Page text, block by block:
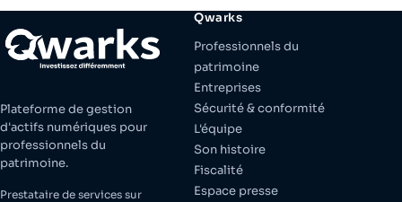
Plateforme de gestion
d'actifs numériques pour
professionnels du
patrimoine.
Prestataire de services sur
Qwarks
Professionnels du
patrimoine
Entreprises
Sécurité & conformité
L'équipe
Son histoire
Fiscalité
Espace presse